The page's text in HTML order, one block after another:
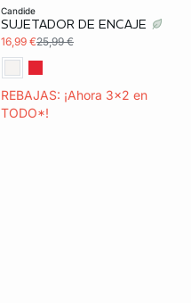
candide
SUJETADOR DE ENCAJE
16,99 €25,99 €
REBAJAS: ¡Ahora 3x2 en
TODO*!